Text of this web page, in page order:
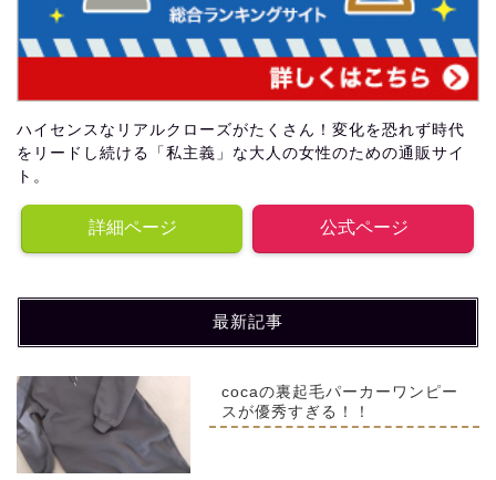
ハイセンスなリアルクローズがたくさん！変化を恐れず時代
をリードし続ける「私主義」な大人の女性のための通販サイ
ト。
詳細ページ 公式ページ
最新記事
cocaの裏起毛パーカーワンピー
スが優秀すぎる！！